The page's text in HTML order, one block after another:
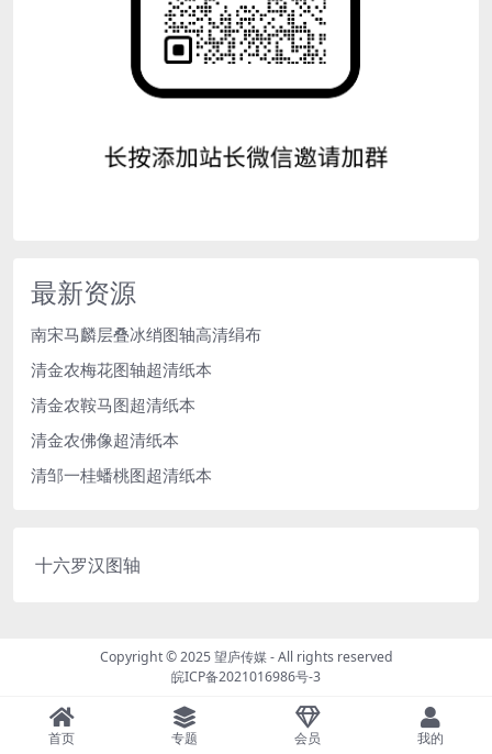
最新资源
南宋马麟层叠冰绡图轴高清绢布
清金农梅花图轴超清纸本
清金农鞍马图超清纸本
清金农佛像超清纸本
清邹一桂蟠桃图超清纸本
十六罗汉图轴
Copyright © 2025望庐传媒- All rights reserved
皖ICP备2021016986号-3
首页 专题 会员 我的